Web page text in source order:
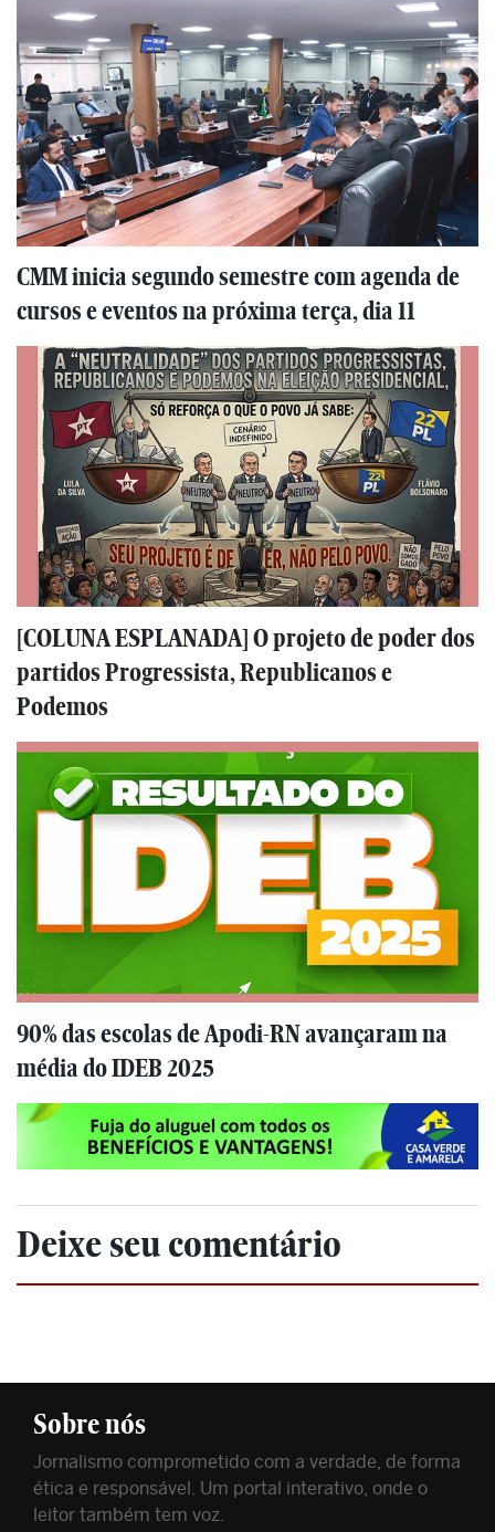
CMM inicia segundo semestre com agenda de
cursos e eventos na próxima terça, dia 11
[COLUNA ESPLANADA] O projeto de poder dos
partidos Progressista, Republicanos e
Podemos
90% das escolas de Apodi-RN avançaram na
média do IDEB 2025
Deixe seu comentário
Sobre nós
Jornalismo comprometido com a verdade, de forma
ética e responsável. Um portal interativo, onde o
leitor também tem voz.